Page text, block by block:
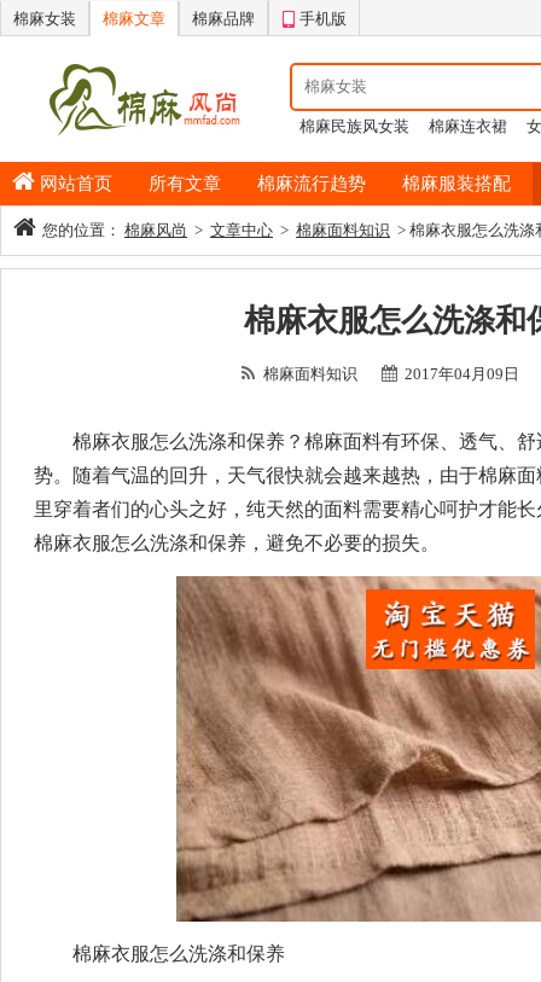
棉麻女装 棉麻文章 棉麻品牌 手机版
棉麻民族风女装 棉麻连衣裙
网站首页 所有文章 棉麻流行趋势 棉麻服装搭配
您的位置： 棉麻风尚 > 文章中心 > 棉麻面料知识 > 棉麻衣服怎么洗涤
棉麻衣服怎么洗涤和
棉麻面料知识 2017年04月09日
棉麻衣服怎么洗涤和保养？棉麻面料有环保、透气、
势。随着气温的回升，天气很快就会越来越热，由于棉麻
里穿着者们的心头之好，纯天然的面料需要精心呵护才能
棉麻衣服怎么洗涤和保养，避免不必要的损失。
棉麻衣服怎么洗涤和保养